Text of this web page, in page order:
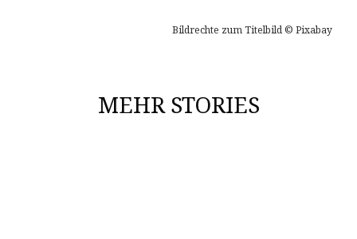
Bildrechte zum Titelbild © Pixabay
MEHR STORIES